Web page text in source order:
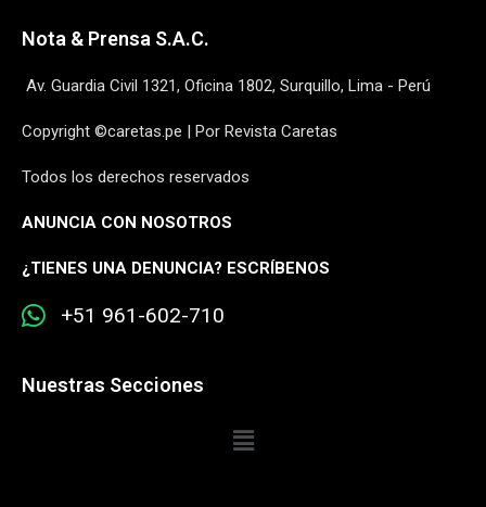
Nota & Prensa S.A.C.
Av. Guardia Civil 1321, Oficina 1802, Surquillo, Lima - Perú
Copyright ©caretas.pe | Por Revista Caretas
Todos los derechos reservados
ANUNCIA CON NOSOTROS
¿TIENES UNA DENUNCIA? ESCRÍBENOS
+51 961-602-710
Nuestras Secciones